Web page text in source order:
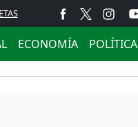
ECONOMÍA POLÍTICA